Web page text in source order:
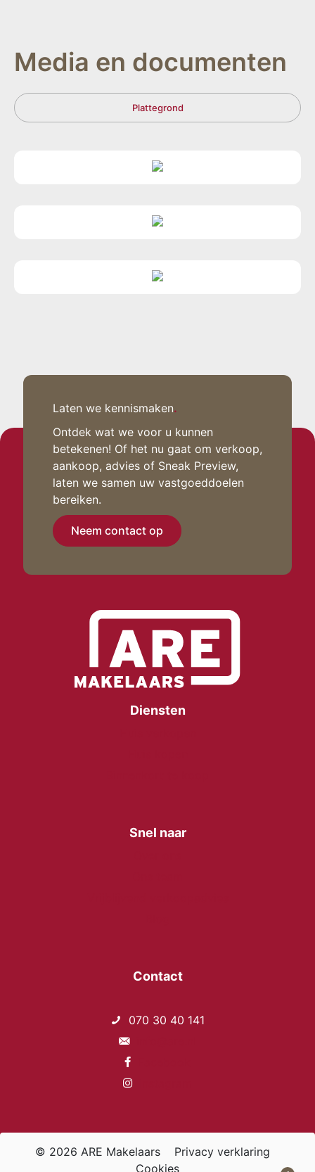
Media en documenten
Plattegrond
Laten we kennismaken.
Ontdek wat we voor u kunnen
betekenen! Of het nu gaat om verkoop,
aankoop, advies of Sneak Preview,
laten we samen uw vastgoeddoelen
bereiken.
Neem contact op
Diensten
Snel naar
Contact
070 30 40 141
© 2026 ARE Makelaars Privacy verklaring
Cookies